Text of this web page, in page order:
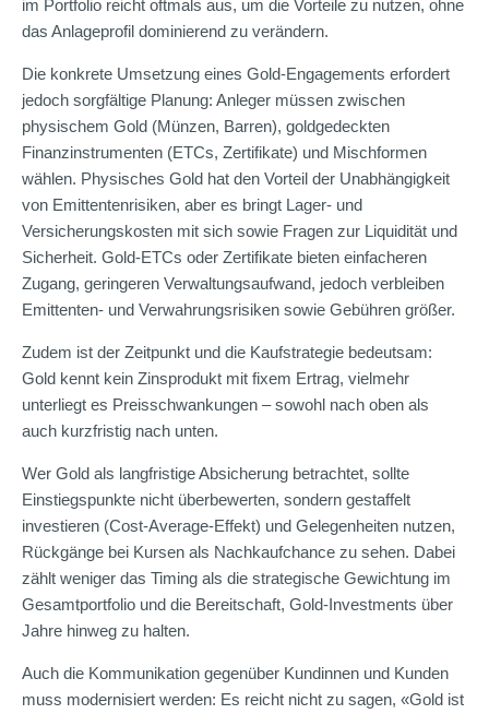
im Portfolio reicht oftmals aus, um die Vorteile zu nutzen, ohne
das Anlageprofil dominierend zu verändern.
Die konkrete Umsetzung eines Gold-Engagements erfordert
jedoch sorgfältige Planung: Anleger müssen zwischen
physischem Gold (Münzen, Barren), goldgedeckten
Finanzinstrumenten (ETCs, Zertifikate) und Mischformen
wählen. Physisches Gold hat den Vorteil der Unabhängigkeit
von Emittentenrisiken, aber es bringt Lager- und
Versicherungskosten mit sich sowie Fragen zur Liquidität und
Sicherheit. Gold-ETCs oder Zertifikate bieten einfacheren
Zugang, geringeren Verwaltungsaufwand, jedoch verbleiben
Emittenten- und Verwahrungsrisiken sowie Gebühren größer.
Zudem ist der Zeitpunkt und die Kaufstrategie bedeutsam:
Gold kennt kein Zinsprodukt mit fixem Ertrag, vielmehr
unterliegt es Preisschwankungen – sowohl nach oben als
auch kurzfristig nach unten.
Wer Gold als langfristige Absicherung betrachtet, sollte
Einstiegspunkte nicht überbewerten, sondern gestaffelt
investieren (Cost-Average-Effekt) und Gelegenheiten nutzen,
Rückgänge bei Kursen als Nachkaufchance zu sehen. Dabei
zählt weniger das Timing als die strategische Gewichtung im
Gesamtportfolio und die Bereitschaft, Gold-Investments über
Jahre hinweg zu halten.
Auch die Kommunikation gegenüber Kundinnen und Kunden
muss modernisiert werden: Es reicht nicht zu sagen, «Gold ist